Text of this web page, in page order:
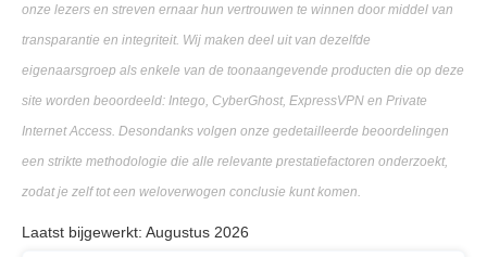
onze lezers en streven ernaar hun vertrouwen te winnen door middel van
transparantie en integriteit. Wij maken deel uit van dezelfde
eigenaarsgroep als enkele van de toonaangevende producten die op deze
site worden beoordeeld: Intego, CyberGhost, ExpressVPN en Private
Internet Access. Desondanks volgen onze gedetailleerde beoordelingen
een strikte methodologie die alle relevante prestatiefactoren onderzoekt,
zodat je zelf tot een weloverwogen conclusie kunt komen.
Laatst bijgewerkt: Augustus 2026